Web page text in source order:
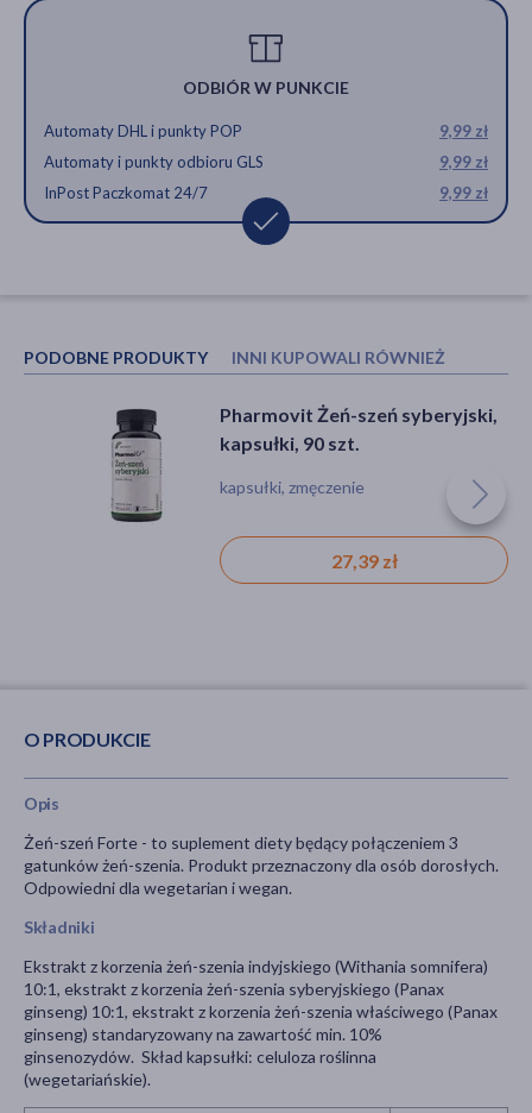
ODBIÓR W PUNKCIE
Automaty DHL i punkty POP
9,99 zł
Automaty i punkty odbioru GLS
9,99 zł
InPost Paczkomat 24/7
9,99 zł
PODOBNE PRODUKTY INNI KUPOWALI RÓWNIEŻ
Pharmovit Żeń-szeń syberyjski,
kapsułki, 90 szt.
kapsułki, zmęczenie
27,39 zł
Swanson Maca, kapsułki, 60 szt.
kapsułki
14,99 zł
O PRODUKCIE
Opis
Żeń-szeń Forte - to suplement diety będący połączeniem 3
gatunków żeń-szenia. Produkt przeznaczony dla osób dorosłych.
Odpowiedni dla wegetarian i wegan.
Składniki
Ekstrakt z korzenia żeń-szenia indyjskiego (Withania somnifera)
10:1, ekstrakt z korzenia żeń-szenia syberyjskiego (Panax
ginseng) 10:1, ekstrakt z korzenia żeń-szenia właściwego (Panax
ginseng) standaryzowany na zawartość min. 10%
ginsenozydów. Skład kapsułki: celuloza roślinna
(wegetariańskie).